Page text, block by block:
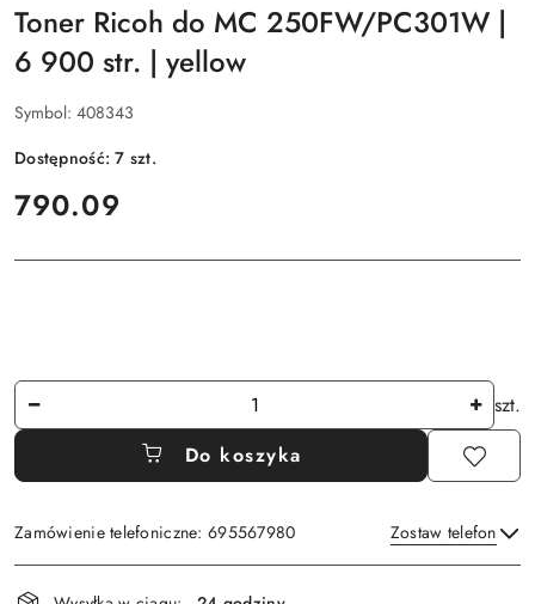
Toner Ricoh do MC 250FW/PC301W |
6 900 str. | yellow
Symbol: 408343
Dostępność:7 szt.
cena:
790.09
Ilość
szt.
Do koszyka
Zamówienie telefoniczne: 695567980 Zostaw telefon
Dostępność